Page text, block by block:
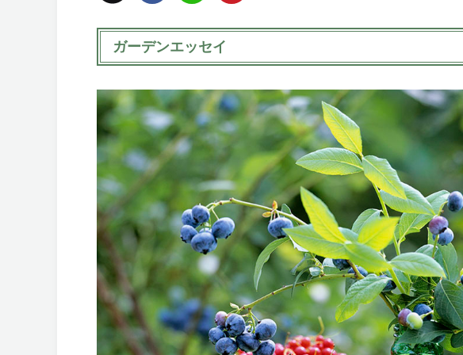
ガーデンエッセイ